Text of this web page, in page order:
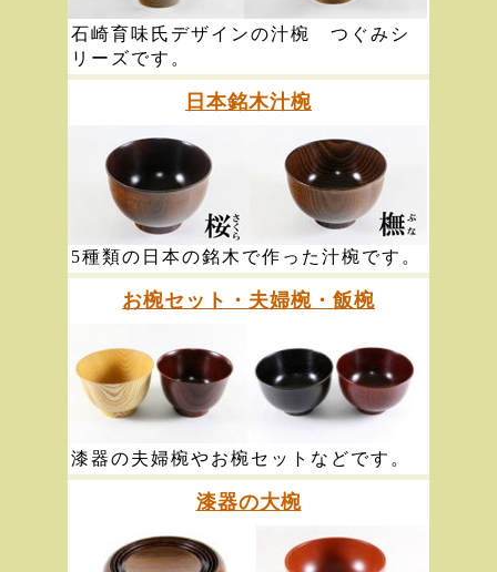
石崎育味氏デザインの汁椀 つぐみシ
リーズです。
日本銘木汁椀
5種類の日本の銘木で作った汁椀です。
お椀セット・夫婦椀・飯椀
漆器の夫婦椀やお椀セットなどです。
漆器の大椀